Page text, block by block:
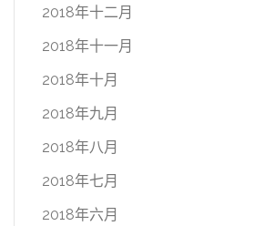
2018年十二月
2018年十一月
2018年十月
2018年九月
2018年八月
2018年七月
2018年六月